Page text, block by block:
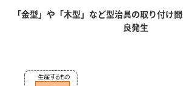
「金型」や「木型」など型治具の取り付け
良発生